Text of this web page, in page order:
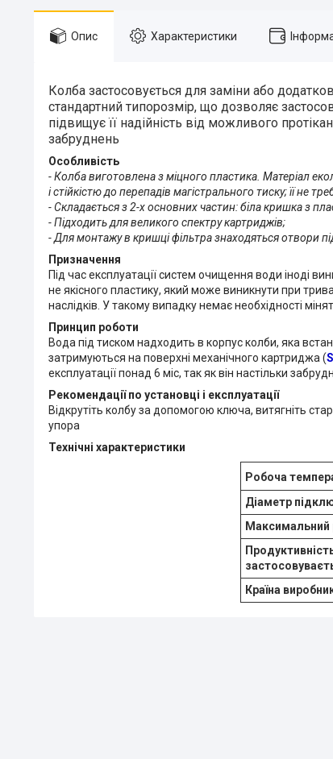
Опис Характеристики
Колба застосовується для заміни або
стандартний типорозмір, що дозволяє
підвищує її надійність від можливого
забруднень
Особливість
- Колба виготовлена ​​з міцного пластика. Матеріал
і стійкістю до перепадів магістрального тиску; її не
- Складається з 2-х основних частин: біла кришка з
- Підходить для великого спектру картриджів;
- Для монтажу в кришці фільтра знаходяться отвори
Призначення
Під час експлуатації систем очищення води іноді
не якісного пластику, який може виникнути при
наслідків. У такому випадку немає необхідності
Принцип роботи
Вода під тиском надходить в корпус колби, яка
затримуються на поверхні механічного картриджа (
експлуатації понад 6 міс, так як він настільки
Рекомендації по установці і експлуатації
Відкрутіть колбу за допомогою ключа, витягніть
упора
Технічні характеристики
Робоча
Діаметр
Максимальний
Країна